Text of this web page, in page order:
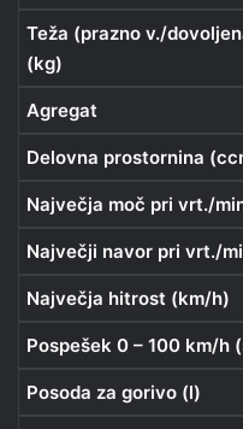
Teža (prazno v./
(kg)
Agregat
Delovna prostornina
Največja moč pri vrt./
Največji navor pri vrt./
Največja hitrost (km/h)
Pospešek 0 – 100 km/h
Posoda za gorivo (l)